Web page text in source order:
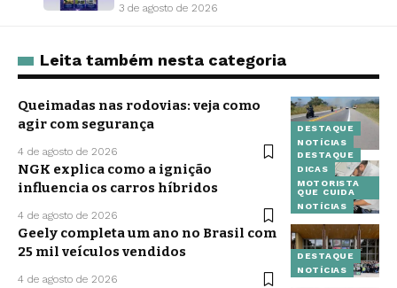
3 de agosto de 2026
Leita também nesta categoria
DESTAQUE
NOTÍCIAS
Queimadas nas rodovias: veja como
agir com segurança
4 de agosto de 2026
DESTAQUE
DICAS
MOTORISTA
QUE CUIDA
NOTÍCIAS
NGK explica como a ignição
influencia os carros híbridos
4 de agosto de 2026
DESTAQUE
NOTÍCIAS
Geely completa um ano no Brasil com
25 mil veículos vendidos
4 de agosto de 2026